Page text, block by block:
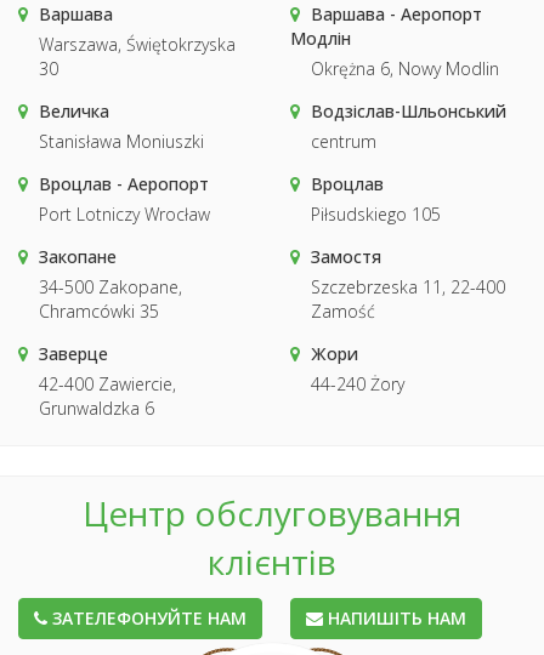
Варшава
Warszawa, Świętokrzyska
30
Варшава - Аеропорт
Модлін
Okrężna 6, Nowy Modlin
Величка
Stanisława Moniuszki
Водзіслав-Шльонський
centrum
Вроцлав - Аеропорт
Port Lotniczy Wrocław
Вроцлав
Piłsudskiego 105
Закопане
34-500 Zakopane,
Chramcówki 35
Замостя
Szczebrzeska 11, 22-400
Zamość
Заверце
42-400 Zawiercie,
Grunwaldzka 6
Жори
44-240 Żory
Центр обслуговування
клієнтів
ЗАТЕЛЕФОНУЙТЕ НАМ НАПИШІТЬ НАМ